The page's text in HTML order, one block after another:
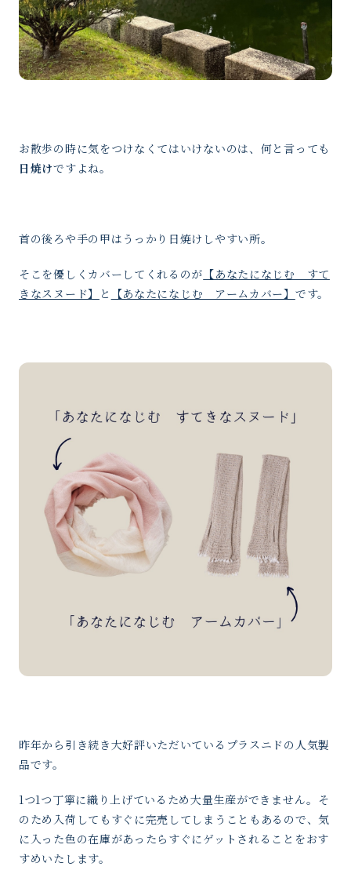
お散歩の時に気をつけなくてはいけないのは、何と言っても
日焼けですよね。
首の後ろや手の甲はうっかり日焼けしやすい所。
そこを優しくカバーしてくれるのが 【あなたになじむ すて
きなスヌード】 と 【あなたになじむ アームカバー】 です。
昨年から引き続き大好評いただいているプラスニドの人気製
品です。
1つ1つ丁寧に織り上げているため大量生産ができません。そ
のため入荷してもすぐに完売してしまうこともあるので、気
に入った色の在庫があったらすぐにゲットされることをおす
すめいたします。